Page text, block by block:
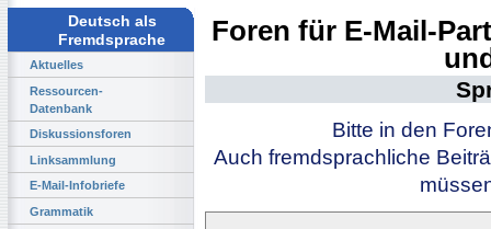
Deutsch als
Fremdsprache
Aktuelles
Ressourcen-
Datenbank
Diskussionsforen
Linksammlung
E-Mail-Infobriefe
Grammatik
Foren für E-Mail-
Bitte in den
Auch fremdsprachliche